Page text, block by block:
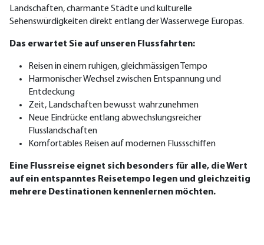
Landschaften, charmante Städte und kulturelle
Sehenswürdigkeiten direkt entlang der Wasserwege Europas.
Das erwartet Sie auf unseren Flussfahrten:
Reisen in einem ruhigen, gleichmässigen Tempo
Harmonischer Wechsel zwischen Entspannung und
Entdeckung
Zeit, Landschaften bewusst wahrzunehmen
Neue Eindrücke entlang abwechslungsreicher
Flusslandschaften
Komfortables Reisen auf modernen Flussschiffen
Eine Flussreise eignet sich besonders für alle, die Wert
auf ein entspanntes Reisetempo legen und gleichzeitig
mehrere Destinationen kennenlernen möchten.